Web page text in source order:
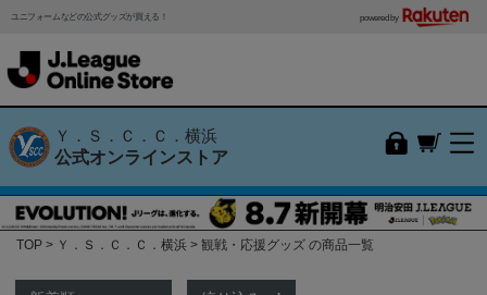
ユニフォームなどの公式グッズが買える！ powered by
Ｙ．Ｓ．Ｃ．Ｃ．横浜
公式オンラインストア
TOP Ｙ．Ｓ．Ｃ．Ｃ．横浜 観戦・応援グッズ の商品一覧